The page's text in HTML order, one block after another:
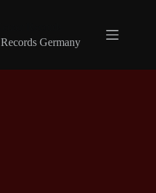
Germany